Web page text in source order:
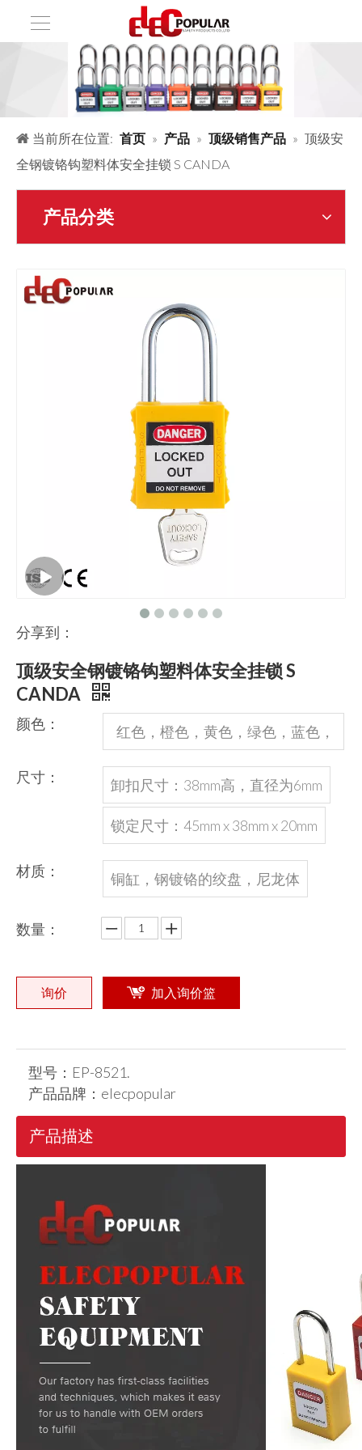
当前所在位置: 首页 » 产品 » 顶级销售产品 » 顶级安
全钢镀铬钩塑料体安全挂锁 S CANDA
产品分类
分享到：
顶级安全钢镀铬钩塑料体安全挂锁 S
CANDA
颜色：
红色，橙色，黄色，绿色，蓝色，
尺寸：
卸扣尺寸：38mm高，直径为6mm
锁定尺寸：45mm x 38mm x 20mm
材质： 铜缸，钢镀铬的绞盘，尼龙体
数量：
询价 加入询价篮
型号： EP-8521.
产品品牌： elecpopular
产品描述